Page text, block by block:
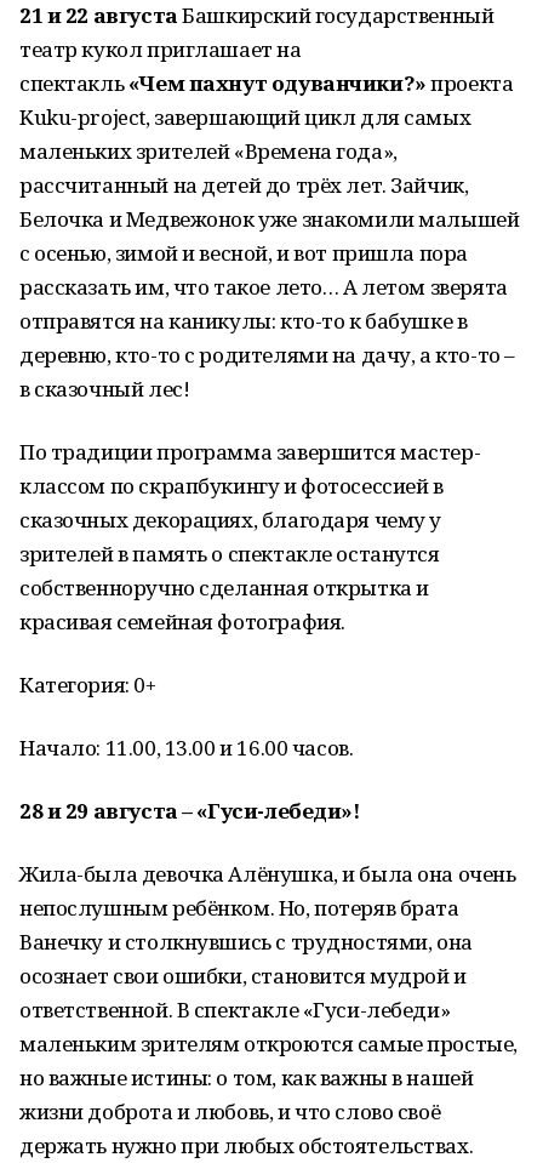
21 и 22 августаБашкирский государственный
театр кукол приглашает на
спектакль«Чемпахнут одуванчики?»проекта
Kuku-project, завершающий цикл для самых
маленьких зрителей «Времена года»,
рассчитанный на детей до трёх лет. Зайчик,
Белочка и Медвежонок уже знакомили малышей
с осенью, зимой и весной, и вот пришла пора
рассказать им, что такое лето… А летом зверята
отправятся на каникулы: кто-то к бабушке в
деревню, кто-то с родителями на дачу, а кто-то –
в сказочный лес!
По традиции программа завершится мастер-
классом по скрапбукингу и фотосессией в
сказочных декорациях, благодаря чему у
зрителей в память о спектакле останутся
собственноручно сделанная открытка и
красивая семейная фотография.
Категория: 0+
Начало: 11.00, 13.00 и 16.00 часов.
28 и 29 августа – «Гуси-лебеди»!
Жила-была девочка Алёнушка, и была она очень
непослушным ребёнком. Но, потеряв брата
Ванечку и столкнувшись с трудностями, она
осознает свои ошибки, становится мудрой и
ответственной. В спектакле «Гуси-лебеди»
маленьким зрителям откроются самые простые,
но важные истины: о том, как важны в нашей
жизни доброта и любовь, и что слово своё
держать нужно при любых обстоятельствах.